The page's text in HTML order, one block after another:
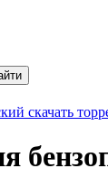
скачать